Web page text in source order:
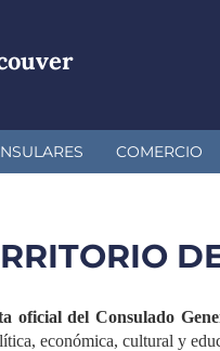
COMERCIO
oficial del Consulado
económica, cultural y